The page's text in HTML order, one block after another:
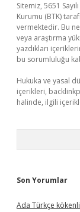
Sitemiz, 5651
Kurumu (BTK)
vermektedir. Bu
veya araştırma
yazdıkları
bu sorumluluğu
Hukuka ve yasal
içerikleri,
halinde, ilgili
Son Yorumlar
Ada Türkçe